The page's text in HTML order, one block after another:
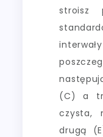
stroisz
(C) a
czysta,
drugą